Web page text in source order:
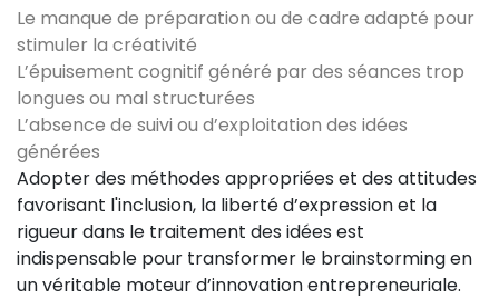
Le manque de préparation ou de cadre adapté pour
stimuler la créativité
L’épuisement cognitif généré par des séances trop
longues ou mal structurées
L’absence de suivi ou d’exploitation des idées
générées
Adopter des méthodes appropriées et des attitudes
favorisant l'inclusion, la liberté d’expression et la
rigueur dans le traitement des idées est
indispensable pour transformer le brainstorming en
un véritable moteur d’innovation entrepreneuriale.